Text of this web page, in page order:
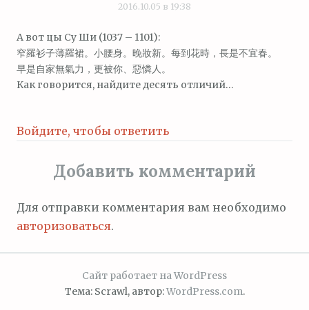
2016.10.05 в 19:38
А вот цы Су Ши (1037 – 1101):
窄羅衫子薄羅裙。小腰身。晚妝新。每到花時，長是不宜春。
早是自家無氣力，更被你、惡憐人。
Как говорится, найдите десять отличий…
Войдите, чтобы ответить
Добавить комментарий
Для отправки комментария вам необходимо
авторизоваться.
Сайт работает на WordPress
Тема: Scrawl, автор:WordPress.com.